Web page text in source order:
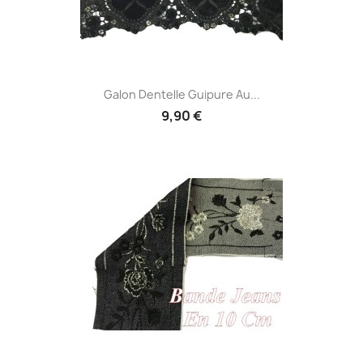
Galon Dentelle Guipure Au...
9,90 €